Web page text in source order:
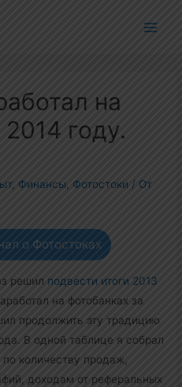
на
году.
, Финансы Фотостоки / От
о Фотостоках
решил подвести итоги 2013
на фотобанках за
продолжить эту традицию
В одной таблице я собрал
количеству продаж,
доходам от реферальных